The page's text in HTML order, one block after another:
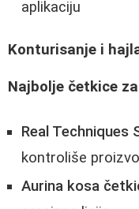
aplikaciju
Konturisanje i
Najbolje četkice
Real Techniques
kontroliše
Aurina kosa